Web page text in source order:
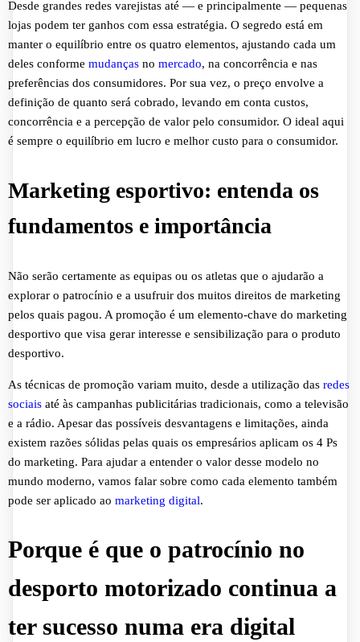
Desde grandes redes varejistas até — e principalmente — pequenas
lojas podem ter ganhos com essa estratégia. O segredo está em
manter o equilíbrio entre os quatro elementos, ajustando cada um
deles conforme mudanças no mercado, na concorrência e nas
preferências dos consumidores. Por sua vez, o preço envolve a
definição de quanto será cobrado, levando em conta custos,
concorrência e a percepção de valor pelo consumidor. O ideal aqui
é sempre o equilíbrio em lucro e melhor custo para o consumidor.
Marketing esportivo: entenda os
fundamentos e importância
Não serão certamente as equipas ou os atletas que o ajudarão a
explorar o patrocínio e a usufruir dos muitos direitos de marketing
pelos quais pagou. A promoção é um elemento-chave do marketing
desportivo que visa gerar interesse e sensibilização para o produto
desportivo.
As técnicas de promoção variam muito, desde a utilização das redes
sociais até às campanhas publicitárias tradicionais, como a televisão
e a rádio. Apesar das possíveis desvantagens e limitações, ainda
existem razões sólidas pelas quais os empresários aplicam os 4 Ps
do marketing. Para ajudar a entender o valor desse modelo no
mundo moderno, vamos falar sobre como cada elemento também
pode ser aplicado ao marketing digital.
Porque é que o patrocínio no
desporto motorizado continua a
ter sucesso numa era digital